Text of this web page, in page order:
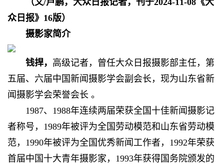
（文/卢鹏，大众日报记者，刊于2024-11-08《大
众日报》16版）
摄影家简介
钱捍， 高级记者，曾任大众日报摄影部主任，第
五届、六届中国新闻摄影学会副会长，现为山东省新
闻摄影学会荣誉会长 。
1987、1988年连续两届荣获全国十佳新闻摄影记
者称号，1989年被评为全国劳动模范和山东省劳动模
范，1990年被评为全国优秀新闻工作者，1992年荣获
首届中国十大青年摄影家，1993年获得国务院颁发的